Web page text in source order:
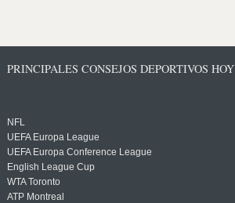
PRINCIPALES CONSEJOS DEPORTIVOS HOY
NFL
UEFA Europa League
UEFA Europa Conference League
English League Cup
WTA Toronto
ATP Montreal